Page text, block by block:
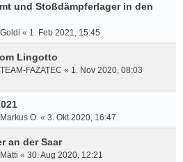
und Stoßdämpferlager in den
Goldi « 1. Feb 2021, 15:45
Lingotto
TEAM-FAZATEC « 1. Nov 2020, 08:03
Markus O. « 3. Okt 2020, 16:47
an der Saar
Mätti « 30. Aug 2020, 12:21